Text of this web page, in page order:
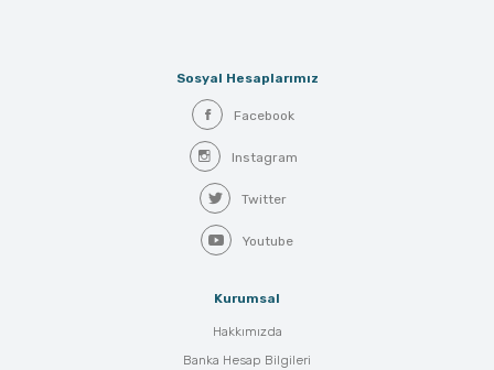
Sosyal Hesaplarımız
Facebook
Instagram
Twitter
Youtube
Kurumsal
Hakkımızda
Banka Hesap Bilgileri